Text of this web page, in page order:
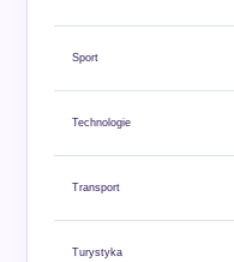
Sport
Technologie
Transport
Turystyka